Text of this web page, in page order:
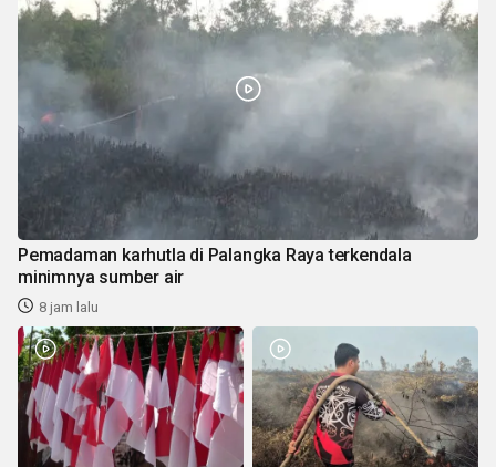
Pemadaman karhutla di Palangka Raya terkendala
minimnya sumber air
8 jam lalu